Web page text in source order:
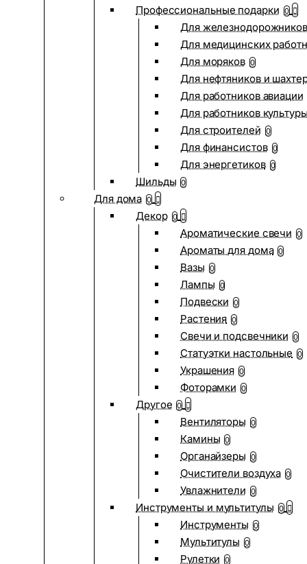
Профессиональные подарки 0
Для железнодорожников
Для медицинских
Для моряков 0
Для нефтяников и
Для работников авиации
Для работников
Для строителей 0
Для финансистов 0
Для энергетиков 0
Шильды 0
Для дома 0
Декор 0
Ароматические свечи 0
Ароматы для дома 0
Вазы 0
Лампы 0
Подвески 0
Растения 0
Свечи и подсвечники 0
Статуэтки настольные 0
Украшения 0
Фоторамки 0
Другое 0
Вентиляторы 0
Камины 0
Органайзеры 0
Очистители воздуха 0
Увлажнители 0
Инструменты и мультитулы 0
Инструменты 0
Мультитулы 0
Рулетки 0